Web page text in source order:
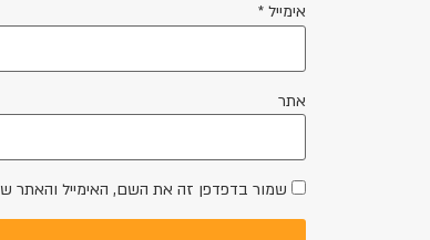
אימייל *
אתר
שמור בדפדפן זה את השם, האימייל והאתר